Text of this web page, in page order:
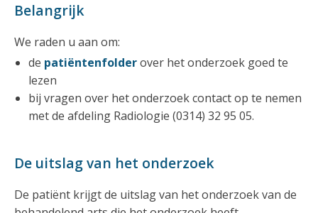
Belangrijk
We raden u aan om:
de patiëntenfolderover het onderzoek goed te
lezen
bij vragen over het onderzoek contact op te nemen
met de afdeling Radiologie (0314) 32 95 05.
De uitslag van het onderzoek
De patiënt krijgt de uitslag van het onderzoek van de